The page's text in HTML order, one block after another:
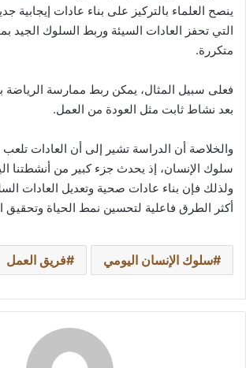
ينصح العلماء بالتركيز على بناء عادات إيجابية
التي تحفز العادات السيئة وربط السلوك الجيد
متكررة.
فعلى سبيل المثال، يمكن ربط ممارسة الرياضة
بعد نشاط ثابت مثل العودة من العمل.
والخلاصة أن الدراسة تشير إلى أن العادات تلعب
سلوك الإنسان، إذ يحدث جزء كبير من أنشطتنا
ولذلك فإن بناء عادات صحية وتعديل العادات
أكثر الطرق فاعلية لتحسين نمط الحياة وتحقيق
سلوك الإنسان اليومي فريق العمل